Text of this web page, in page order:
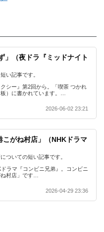
」（夜ドラ『ミッドナイト
い記事です。
シー』第2回から。「喫茶 つかれ
）に書かれています。…
2026-06-02 23:21
こがね村店」（NHKドラマ
ついての短い記事です。
ラマ『コンビニ兄弟』。コンビニ
村店」です…
2026-04-29 23:36